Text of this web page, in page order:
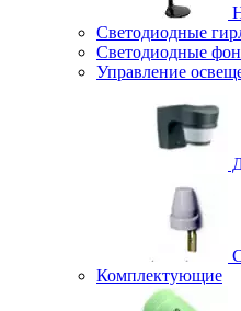
Светодиодные
Светодиодные
Управление
Комплектующие